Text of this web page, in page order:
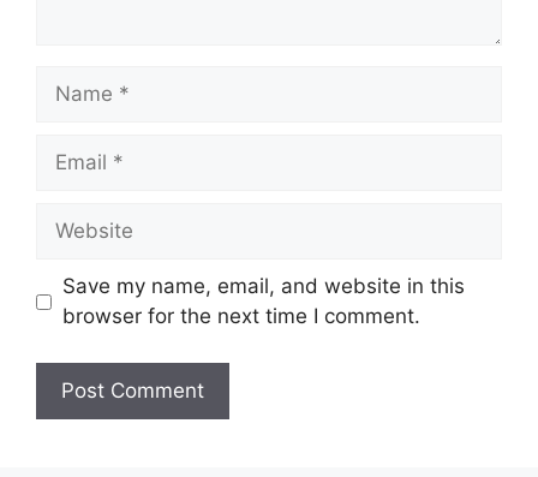
Name
Email
Website
Save my name, email, and website in this
browser for the next time I comment.